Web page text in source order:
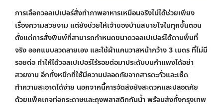
การเลือกวอลเปเปอร์สั่งทำภาพอาหารเหมือนจริงไม่ได้ช่วยเพียง
เรื่องความสวยงาม แต่ยังช่วยให้เจ้าของบ้านสบายใจในทุกขั้นตอน
ตั้งแต่การสั่งพิมพ์ที่สามารถกำหนดขนาดวอลเปเปอร์ได้ตามพื้นที่
จริง ออกแบบลวดลายเอง และใช้ผ้าแคนวาสหน้ากว้าง 3 เมตร ที่ไม่มี
รอยต่อ ทำให้ได้วอลเปเปอร์ไร้รอยต่อมาประดับบนกำแพงได้อย่า
สวยงาม อีกทั้งหมึกที่ใช้มีความปลอดภัยจากสารตะกั่วและเช็ด
ทำความสะอาดได้ง่าย นอกจากนี้การจัดส่งยังสะดวกและปลอดภัย
ด้วยแพ็คเกจท่อกระดาษและถุงพลาสติกกันน้ำ พร้อมส่งทั้งกรุงเทพ